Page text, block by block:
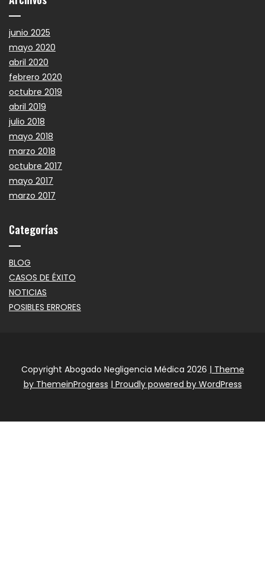
junio 2025
mayo 2020
abril 2020
febrero 2020
octubre 2019
abril 2019
julio 2018
mayo 2018
marzo 2018
octubre 2017
mayo 2017
marzo 2017
Categorías
BLOG
CASOS DE ÉXITO
NOTICIAS
POSIBLES ERRORES
Copyright Abogado Negligencia Médica 2026 | Theme
by ThemeinProgress | Proudly powered by WordPress